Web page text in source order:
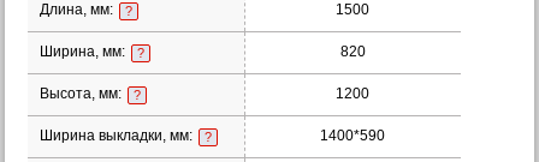
Длина, мм: ? 1500
Ширина, мм: ? 820
Высота, мм: ? 1200
Ширина выкладки, мм: ? 1400*590